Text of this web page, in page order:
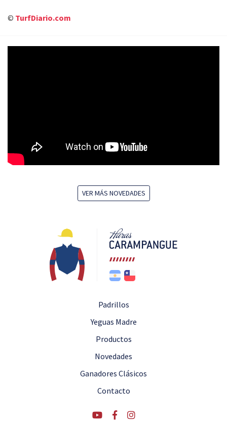
© TurfDiario.com
VER MÁS NOVEDADES
Padrillos
Yeguas Madre
Productos
Novedades
Ganadores Clásicos
Contacto